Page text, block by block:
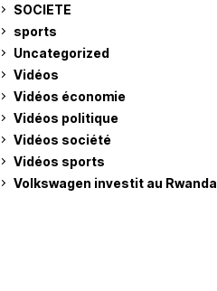
SOCIETE
sports
Uncategorized
Vidéos
Vidéos économie
Vidéos politique
Vidéos société
Vidéos sports
Volkswagen investit au Rwanda